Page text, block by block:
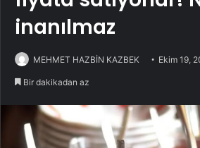
inanılmaz
MEHMET HAZBİN KAZBEK Ekim 19,
Bir dakikadan az